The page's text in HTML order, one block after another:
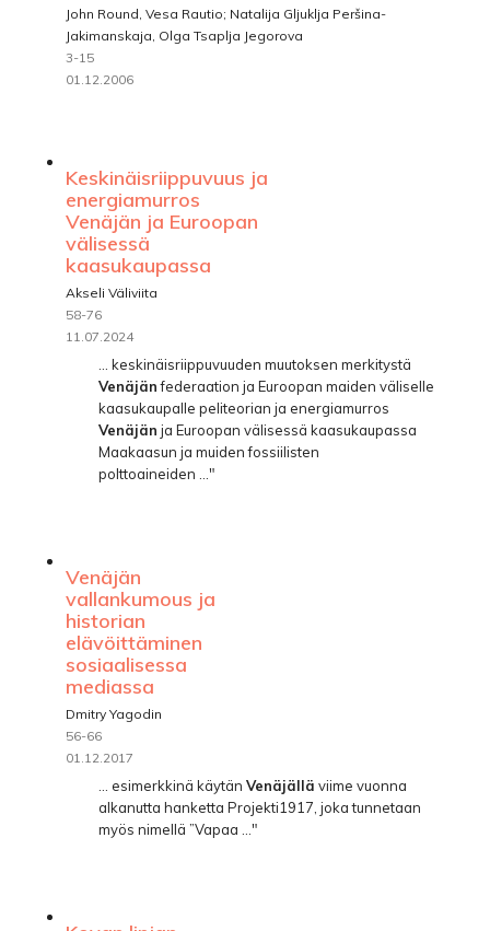
John Round, Vesa Rautio; Natalija Gljuklja Peršina-
Jakimanskaja, Olga Tsaplja Jegorova
3-15
01.12.2006
Keskinäisriippuvuus ja
energiamurros
Venäjän ja Euroopan
välisessä
kaasukaupassa
Akseli Väliviita
58-76
11.07.2024
... keskinäisriippuvuuden muutoksen merkitystä
Venäjänfederaation ja Euroopan maiden väliselle
kaasukaupalle peliteorian ja energiamurros
Venäjän ja Euroopan välisessä kaasukaupassa
Maakaasun ja muiden fossiilisten
polttoaineiden ..."
Venäjän
vallankumous ja
historian
elävöittäminen
sosiaalisessa
mediassa
Dmitry Yagodin
56-66
01.12.2017
... esimerkkinä käytän Venäjällä viime vuonna
alkanutta hanketta Projekti1917, joka tunnetaan
myös nimellä ”Vapaa ..."